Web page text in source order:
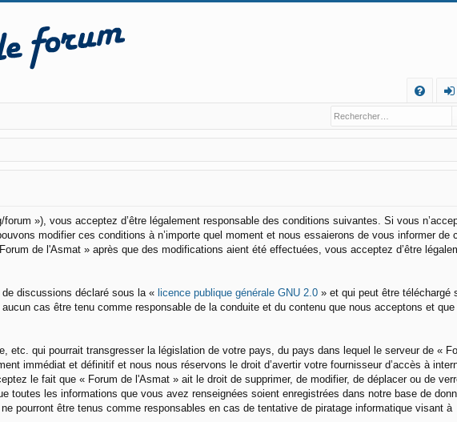
Q
n
ne
n
»), vous acceptez d’être légalement responsable des conditions suivantes. Si vous
modifier ces conditions à n’importe quel moment et nous essaierons de vous informer de
de l'Asmat » après que des modifications aient été effectuées, vous acceptez d’être
discussions déclaré sous la « licence publique générale GNU 2.0 » et qui peut être téléchargé
cas être tenu comme responsable de la conduite et du contenu que nous acceptons et que
qui pourrait transgresser la législation de votre pays, du pays dans lequel le serveur de «
immédiat et définitif et nous nous réservons le droit d’avertir votre fournisseur d’accès à
le fait que « Forum de l'Asmat » ait le droit de supprimer, de modifier, de déplacer ou de
toutes les informations que vous avez renseignées soient enregistrées dans notre base de
pourront être tenus comme responsables en cas de tentative de piratage informatique visant à